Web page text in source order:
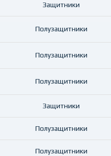
Защитники
Полузащитники
Полузащитники
Полузащитники
Защитники
Полузащитники
Полузащитники